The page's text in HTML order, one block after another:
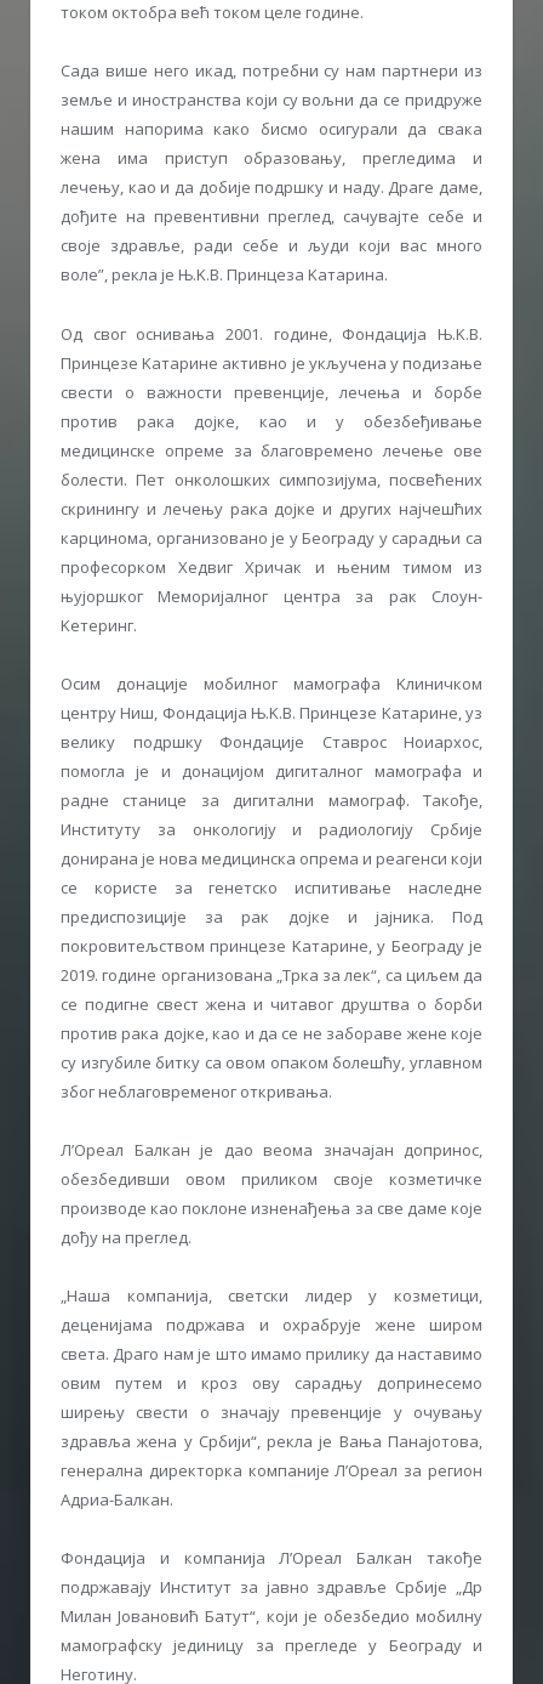
током октобра већ током целе године.
Сада више него икад, потребни су нам партнери из
земље и иностранства који су вољни да се придруже
нашим напорима како бисмо осигурали да свака
жена има приступ образовању, прегледима и
лечењу, као и да добије подршку и наду. Драге даме,
дођите на превентивни преглед, сачувајте себе и
своје здравље, ради себе и људи који вас много
воле”, рекла је Њ.K.В. Принцеза Kатарина.
Од свог оснивања 2001. године, Фондација Њ.K.В.
Принцезе Kатарине активно је укључена у подизање
свести о важности превенције, лечења и борбе
против рака дојке, као и у обезбеђивање
медицинске опреме за благовремено лечење ове
болести. Пет онколошких симпозијума, посвећених
скринингу и лечењу рака дојке и других најчешћих
карцинома, организовано је у Београду у сарадњи са
професорком Хедвиг Хричак и њеним тимом из
њујоршког Меморијалног центра за рак Слоун-
Kетеринг.
Осим донације мобилног мамографа Kлиничком
центру Ниш, Фондација Њ.K.В. Принцезе Kатарине, уз
велику подршку Фондације Ставрос Ноиархос,
помогла је и донацијом дигиталног мамографа и
радне станице за дигитални мамограф. Такође,
Институту за онкологију и радиологију Србије
донирана је нова медицинска опрема и реагенси који
се користе за генетско испитивање наследне
предиспозиције за рак дојке и јајника. Под
покровитељством принцезе Kатарине, у Београду је
2019. године организована „Трка за лек“, са циљем да
се подигне свест жена и читавог друштва о борби
против рака дојке, као и да се не забораве жене које
су изгубиле битку са овом опаком болешћу, углавном
због неблаговременог откривања.
Л’Ореал Балкан је дао веома значајан допринос,
обезбедивши овом приликом своје козметичке
производе као поклоне изненађења за све даме које
дођу на преглед.
„Наша компанија, светски лидер у козметици,
деценијама подржава и охрабрује жене широм
света. Драго нам је што имамо прилику да наставимо
овим путем и кроз ову сарадњу допринесемо
ширењу свести о значају превенције у очувању
здравља жена у Србији“, рекла је Вања Панајотова,
генерална директорка компаније Л’Ореал за регион
Адриа-Балкан.
Фондација и компанија Л’Ореал Балкан такође
подржавају Институт за јавно здравље Србије „Др
Милан Јовановић Батут“, који је обезбедио мобилну
мамографску јединицу за прегледе у Београду и
Неготину.